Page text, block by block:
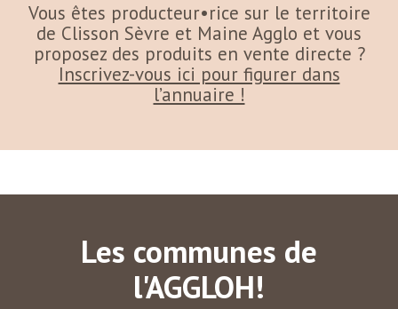
Vous êtes producteur•rice sur le territoire
de Clisson Sèvre et Maine Agglo et vous
proposez des produits en vente directe ?
Inscrivez-vous ici pour figurer dans
l’annuaire !
Les communes de
l'AGGLOH!